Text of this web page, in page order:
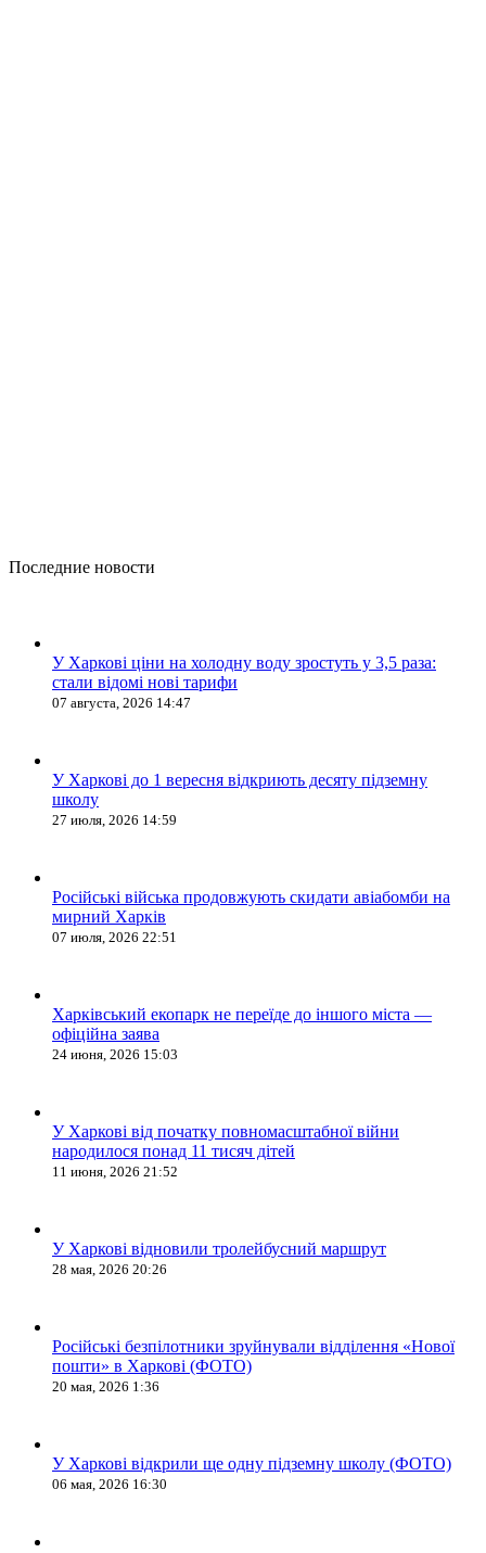
Последние новости
У Харкові ціни на холодну воду зростуть у 3,5 раза:
стали відомі нові тарифи
07 августа, 2026 14:47
У Харкові до 1 вересня відкриють десяту підземну
школу
27 июля, 2026 14:59
Російські війська продовжують скидати авіабомби на
мирний Харків
07 июля, 2026 22:51
Харківський екопарк не переїде до іншого міста —
офіційна заява
24 июня, 2026 15:03
У Харкові від початку повномасштабної війни
народилося понад 11 тисяч дітей
11 июня, 2026 21:52
У Харкові відновили тролейбусний маршрут
28 мая, 2026 20:26
Російські безпілотники зруйнували відділення «Нової
пошти» в Харкові (ФОТО)
20 мая, 2026 1:36
У Харкові відкрили ще одну підземну школу (ФОТО)
06 мая, 2026 16:30